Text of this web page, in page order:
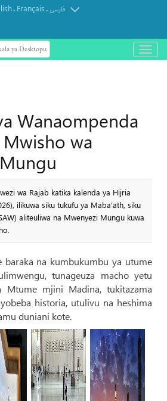
. Français.فارسی
ya Desktopu
باز
و
Wanaompenda
wa
wa Rajab katika kalenda ya Hijria
ilikuwa siku tukufu ya Maba’ath, siku
aliteuliwa na Mwenyezi Mungu kuwa
baraka na kumbukumbu ya utume
tunageuza macho yetu
Mtume mjini Madina, tukitazama
historia, utulivu na heshima
duniani kote.